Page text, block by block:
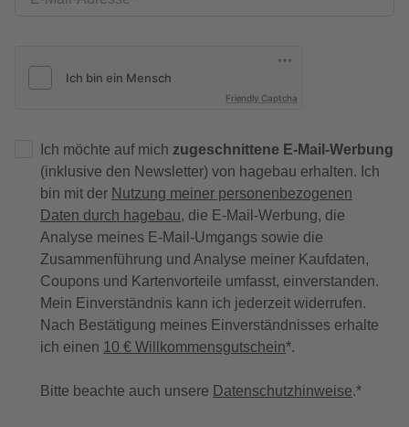
Friendly Captcha
Ich möchte auf mich zugeschnittene E-Mail-Werbung
(inklusive den Newsletter) von hagebau erhalten. Ich
bin mit der Nutzung meiner personenbezogenen
Daten durch hagebau, die E-Mail-Werbung, die
Analyse meines E-Mail-Umgangs sowie die
Zusammenführung und Analyse meiner Kaufdaten,
Coupons und Kartenvorteile umfasst, einverstanden.
Mein Einverständnis kann ich jederzeit widerrufen.
Nach Bestätigung meines Einverständnisses erhalte
ich einen 10 € Willkommensgutschein*.
Bitte beachte auch unsere Datenschutzhinweise.